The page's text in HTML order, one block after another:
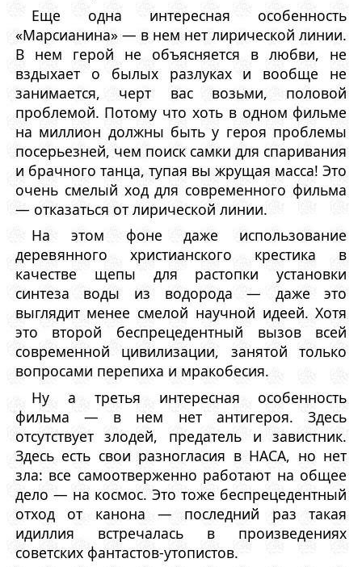
Еще одна интересная особенность
«Марсианина» — в нем нет лирической линии.
В нем герой не объясняется в любви, не
вздыхает о былых разлуках и вообще не
занимается, черт вас возьми, половой
проблемой. Потому что хоть в одном фильме
на миллион должны быть у героя проблемы
посерьезней, чем поиск самки для спаривания
и брачного танца, тупая вы жрущая масса! Это
очень смелый ход для современного фильма
— отказаться от лирической линии.
На этом фоне даже использование
деревянного христианского крестика в
качестве щепы для растопки установки
синтеза воды из водорода — даже это
выглядит менее смелой научной идеей. Хотя
это второй беспрецедентный вызов всей
современной цивилизации, занятой только
вопросами перепиха и мракобесия.
Ну а третья интересная особенность
фильма — в нем нет антигероя. Здесь
отсутствует злодей, предатель и завистник.
Здесь есть свои разногласия в НАСА, но нет
зла: все самоотверженно работают на общее
дело — на космос. Это тоже беспрецедентный
отход от канона — последний раз такая
идиллия встречалась в произведениях
советских фантастов-утопистов.